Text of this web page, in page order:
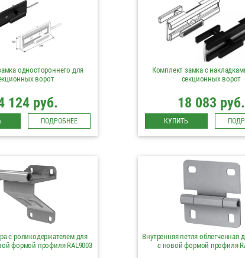
одностороннего для
ворот
124 руб.
ПОДРОБНЕЕ
Комплект замка с
секционных ворот
18 083 руб.
КУПИТЬ
с роликодержателем для
формой профиля RAL9003
Внутренняя петля облегченная
с новой формой профиля